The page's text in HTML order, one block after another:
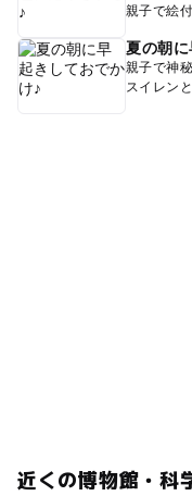
親子で絵
夏の朝
親子で神
スイレン
近くの博物館・科